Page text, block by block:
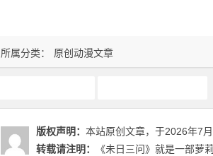
所属分类： 原创动漫文章
版权声明： 本站原创文章，于2026年7
转载请注明：
《未日三问》就是一部萝